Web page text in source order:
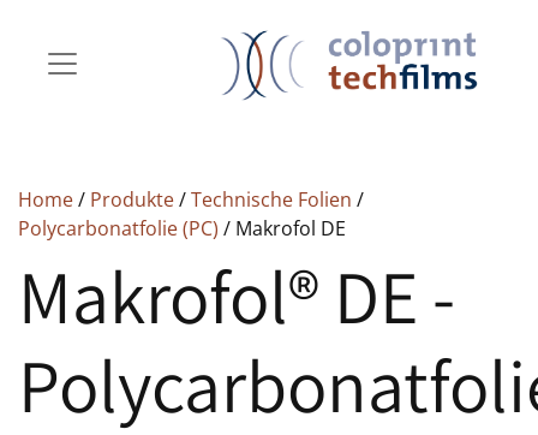
Home/ Produkte/Technische Folien /
Polycarbonatfolie (PC) / Makrofol DE
Makrofol® DE -